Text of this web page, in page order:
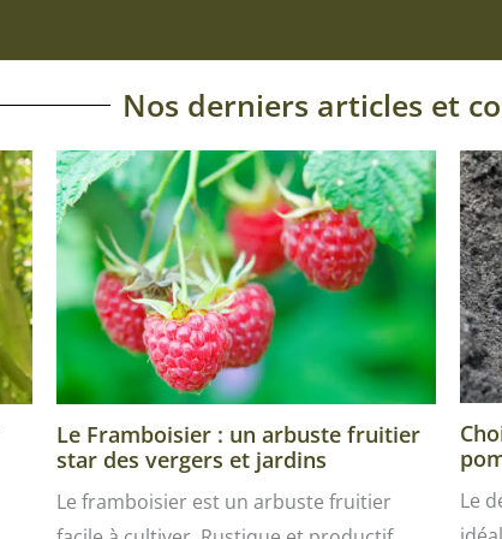
Nos derniers articles et
Le Framboisier : un arbuste fruitier
star des vergers et jardins
Le framboisier est un arbuste fruitier
Le